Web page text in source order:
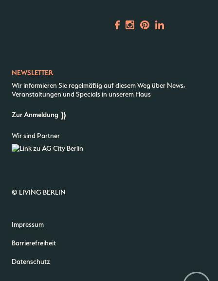
NEWSLETTER
Wir informieren Sie regelmäßig auf diesem Weg über News,
Veranstaltungen und Specials in unserem Haus
Zur Anmeldung
Wir sind Partner
© LIVING BERLIN
Impressum
Barrierefreiheit
Datenschutz